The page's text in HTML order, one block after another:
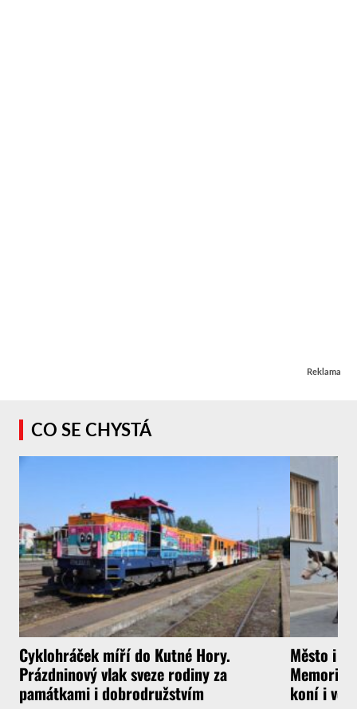
Reklama
CO SE CHYSTÁ
Cyklohráček míří do Kutné Hory.
Prázdninový vlak sveze rodiny za
památkami i dobrodružstvím
Město i
Memoriál
koní i